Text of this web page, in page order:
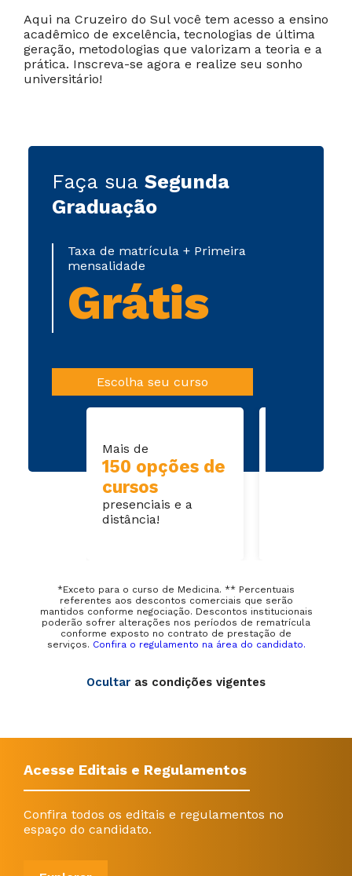
Aqui na Cruzeiro do Sul você tem acesso a ensino
acadêmico de excelência, tecnologias de última
geração, metodologias que valorizam a teoria e a
prática. Inscreva-se agora e realize seu sonho
universitário!
Faça sua Segunda
Graduação
Taxa de matrícula + Primeira
mensalidade
Grátis
Escolha seu curso
Mais de
150 opções de
cursos
presenciais e a
distância!
documentos
*Exceto para o curso de Medicina. ** Percentuais
referentes aos descontos comerciais que serão
mantidos conforme negociação. Descontos institucionais
poderão sofrer alterações nos períodos de rematrícula
conforme exposto no contrato de prestação de
serviços. Confira o regulamento na área do candidato.
Ocultar as condições vigentes
Acesse Editais e Regulamentos
Confira todos os editais e regulamentos no
espaço do candidato.